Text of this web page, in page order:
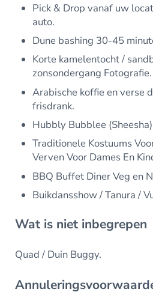
Pick & Drop vanaf uw
auto.
Dune bashing 30-45
Korte kamelentocht /
zonsondergang Fotografie.
Arabische koffie en verse
frisdrank.
Hubbly Bubblee
Traditionele Kostuums
Verven Voor Dames En
BBQ Buffet Diner Veg en
Buikdansshow / Tanura /
Wat is niet inbegrepen
Quad / Duin Buggy.